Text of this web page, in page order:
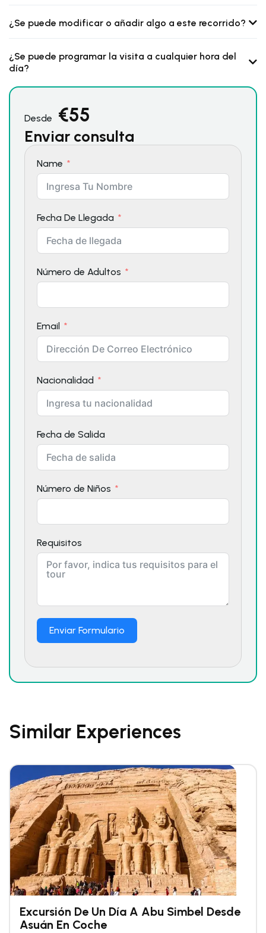
¿Se puede modificar o añadir algo a este recorrido?
¿Se puede programar la visita a cualquier hora del
día?
Desde €55
Enviar consulta
Name
Fecha De Llegada
Número de Adultos
Email
Nacionalidad
Fecha de Salida
Número de Niños
Requisitos
Enviar Formulario
Similar Experiences
Excursión De Un Día A Abu Simbel Desde
Asuán En Coche